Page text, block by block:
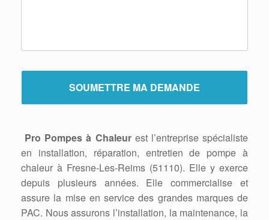
Pro Pompes à Chaleurest l’entreprise spécialiste
en installation, réparation, entretien de pompe à
chaleur à Fresne-Les-Reims (51110). Elle y exerce
depuis plusieurs années. Elle commercialise et
assure la mise en service des grandes marques de
PAC. Nous assurons l’installation, la maintenance, la